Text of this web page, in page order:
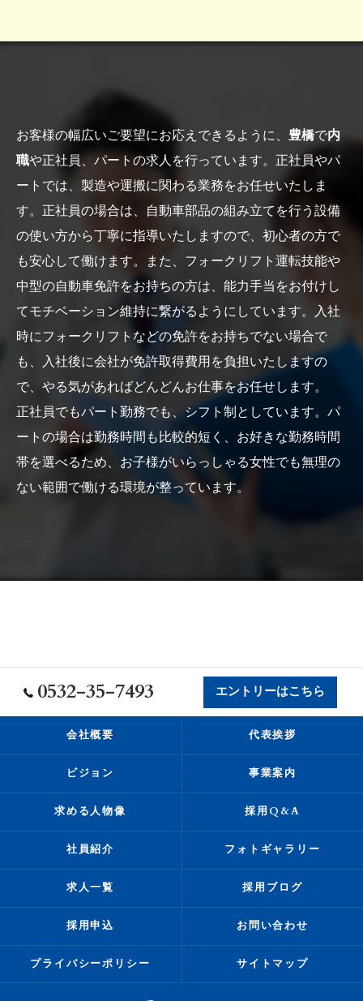
お客様の幅広いご要望にお応えできるように、 豊橋で内
職や正社員、パートの求人を行っています。正社員やパ
ートでは、製造や運搬に関わる業務をお任せいたしま
す。正社員の場合は、自動車部品の組み立てを行う設備
の使い方から丁寧に指導いたしますので、初心者の方で
も安心して働けます。また、フォークリフト運転技能や
中型の自動車免許をお持ちの方は、能力手当をお付けし
てモチベーション維持に繋がるようにしています。入社
時にフォークリフトなどの免許をお持ちでない場合で
も、入社後に会社が免許取得費用を負担いたしますの
で、やる気があればどんどんお仕事をお任せします。
正社員でもパート勤務でも、シフト制としています。パ
ートの場合は勤務時間も比較的短く、お好きな勤務時間
帯を選べるため、お子様がいらっしゃる女性でも無理の
ない範囲で働ける環境が整っています。
0532-35-7493 エントリーはこちら
会社概要 代表挨拶
ビジョン 事業案内
求める人物像 採用Q&A
社員紹介 フォトギャラリー
求人一覧 採用ブログ
採用申込 お問い合わせ
プライバシーポリシー サイトマップ